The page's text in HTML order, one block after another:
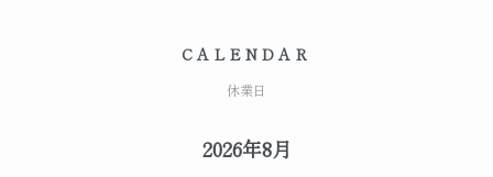
CALENDAR
休業日
2026年8月